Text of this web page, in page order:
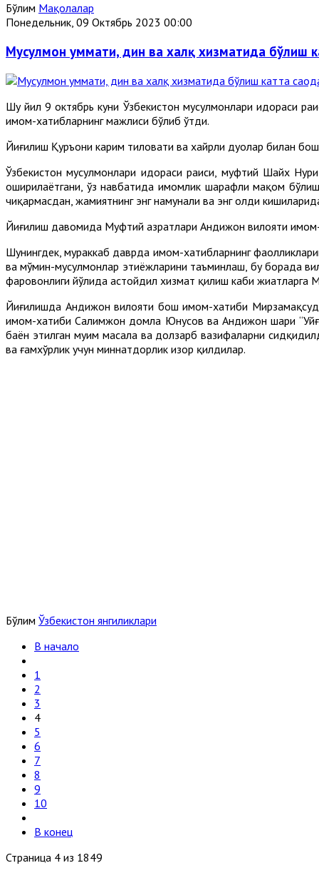
Бўлим Мақолалар
Понедельник, 09 Октябрь 2023 00:00
Мусулмон уммати, дин ва халқ хизматида бўлиш
Шу йил 9 октябрь куни Ўзбекистон мусулмонлари идораси
имом-хатибларнинг мажлиси бўлиб ўтди.
Йиғилиш Қуръони карим тиловати ва хайрли дуолар билан
Ўзбекистон мусулмонлари идораси раиси, муфтий Шайх
оширилаётгани, ўз навбатида имомлик шарафли мақом
чиқармасдан, жамиятнинг энг намунали ва энг олди
Йиғилиш давомида Муфтий ҳазратлари Андижон вилояти
Шунингдек, мураккаб даврда имом-хатибларнинг
ва мўмин-мусулмонлар эҳтиёжларини таъминлаш, бу борада
фаровонлиги йўлида астойдил хизмат қилиш каби жиҳатларга
Йиғилишда Андижон вилояти бош имом-хатиби
имом-хатиби Салимжон домла Юнусов ва Андижон шаҳри
баён этилган муҳим масала ва долзарб вазифаларни
ва ғамхўрлик учун миннатдорлик изҳор қилдилар.
Бўлим Ўзбекистон янгиликлари
В начало
1
2
3
4
5
6
7
8
9
10
В конец
Страница 4 из 1849